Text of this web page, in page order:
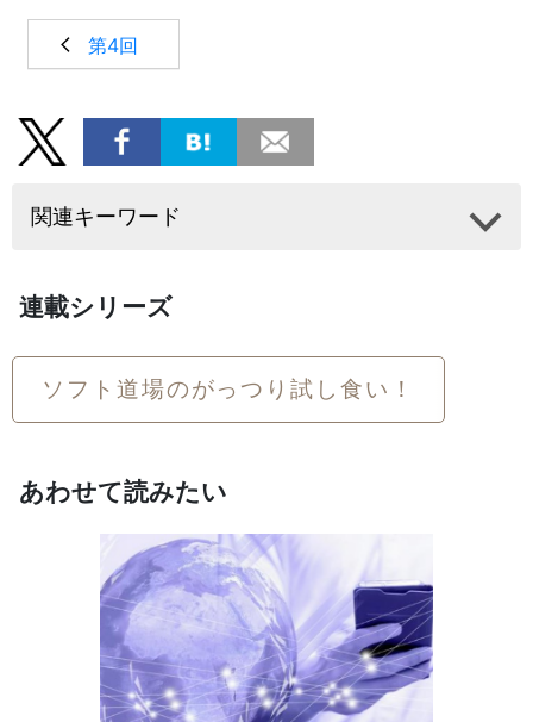
第4回
関連キーワード
連載シリーズ
ソフト道場のがっつり試し食い！
あわせて読みたい